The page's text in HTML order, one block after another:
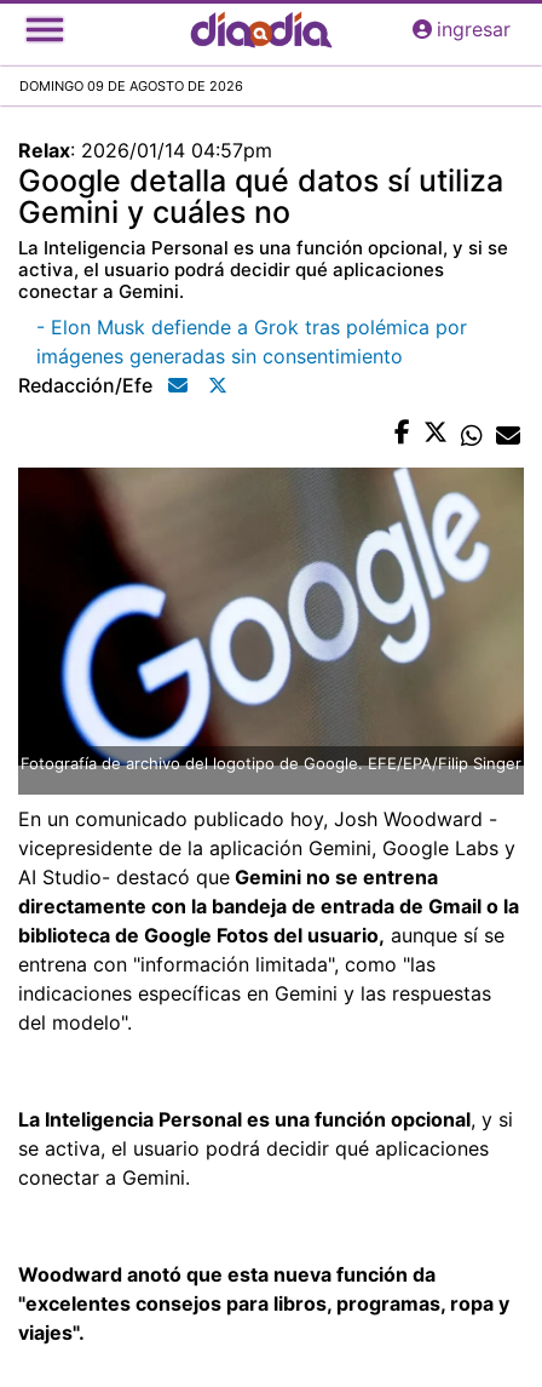
Pasar
al
principal
ingresar
DOMINGO 09 DE AGOSTO DE 2026
Relax: 2026/01/14 04:57pm
Google detalla qué datos sí utiliza
Gemini y cuáles no
La Inteligencia Personal es una función opcional, y si se
activa, el usuario podrá decidir qué aplicaciones
conectar a Gemini.
- Elon Musk defiende a Grok tras polémica por
imágenes generadas sin consentimiento
Redacción/efe
Fotografía de archivo del logotipo de Google. EFE/EPA/Filip Singer
En un comunicado publicado hoy, Josh Woodward -
vicepresidente de la aplicación Gemini, Google Labs y
AI Studio- destacó que Gemini no se entrena
directamente con la bandeja de entrada de Gmail o la
biblioteca de Google Fotos del usuario, aunque sí se
entrena con "información limitada", como "las
indicaciones específicas en Gemini y las respuestas
del modelo".
La Inteligencia Personal es una función opcional, y si
se activa, el usuario podrá decidir qué aplicaciones
conectar a Gemini.
Woodward anotó que esta nueva función da
"excelentes consejos para libros, programas, ropa y
viajes".